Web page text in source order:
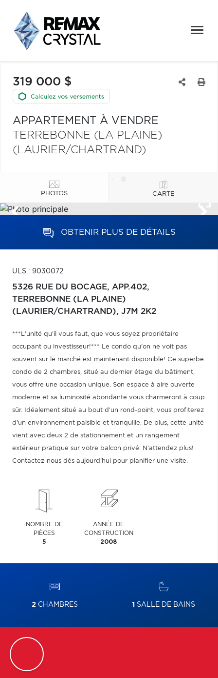
319 000 $
APPARTEMENT À VENDRE
TERREBONNE (LA PLAINE)
(LAURIER/CHARTRAND)
PHOTOS CARTE
OBTENIR PLUS DE DÉTAILS
ULS : 9030072
5326 RUE DU BOCAGE, APP.402,
TERREBONNE (LA PLAINE)
(LAURIER/CHARTRAND), J7M 2K2
***L'unité qu'il vous faut, que vous soyez propriétaire
occupant ou investisseur!*** Le condo qu'on ne voit pas
souvent sur le marché est maintenant disponible! Ce superbe
condo de 2 chambres, situé au dernier étage du bâtiment,
vous offre une occasion unique. Son espace à aire ouverte
moderne et sa luminosité abondante vous charmeront à coup
sûr. Idéalement situé au bout d'un rond-point, vous profiterez
d'un environnement paisible et tranquille. De plus, cette unité
vient avec deux 2 de stationnement et un rangement
extérieur pratique sur votre balcon privé. N'attendez plus!
Contactez-nous dès aujourd'hui pour planifier une visite.
NOMBRE DE
PIÈCES
5
ANNÉE DE
CONSTRUCTION
2008
2CHAMBRES 1 SALLE DE BAINS